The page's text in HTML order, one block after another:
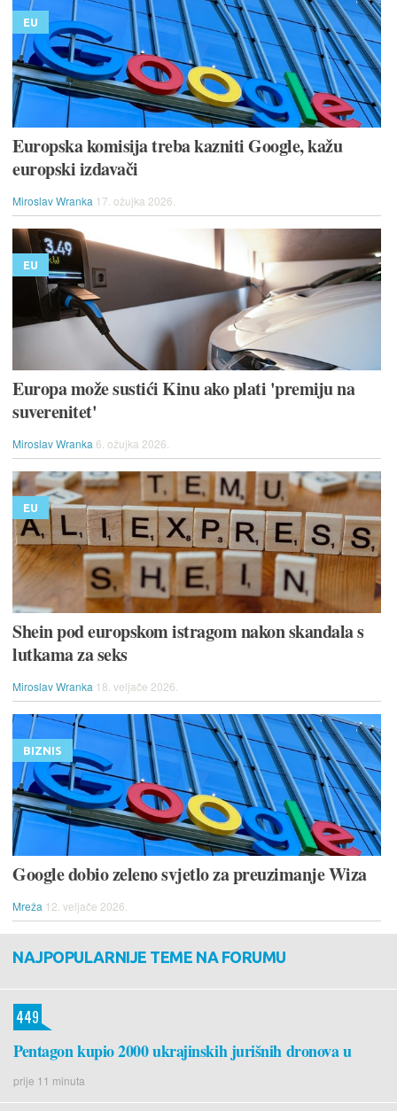
EU
Europska komisija treba kazniti Google, kažu
europski izdavači
Miroslav Wranka 17. ožujka 2026.
EU
Europa može sustići Kinu ako plati 'premiju na
suverenitet'
Miroslav Wranka 6. ožujka 2026.
EU
Shein pod europskom istragom nakon skandala s
lutkama za seks
Miroslav Wranka 18. veljače 2026.
BIZNIS
Google dobio zeleno svjetlo za preuzimanje Wiza
Mreža 12. veljače 2026.
NAJPOPULARNIJE TEME NA FORUMU
Pentagon kupio 2000 ukrajinskih jurišnih dronova u
prije 11 minuta
449